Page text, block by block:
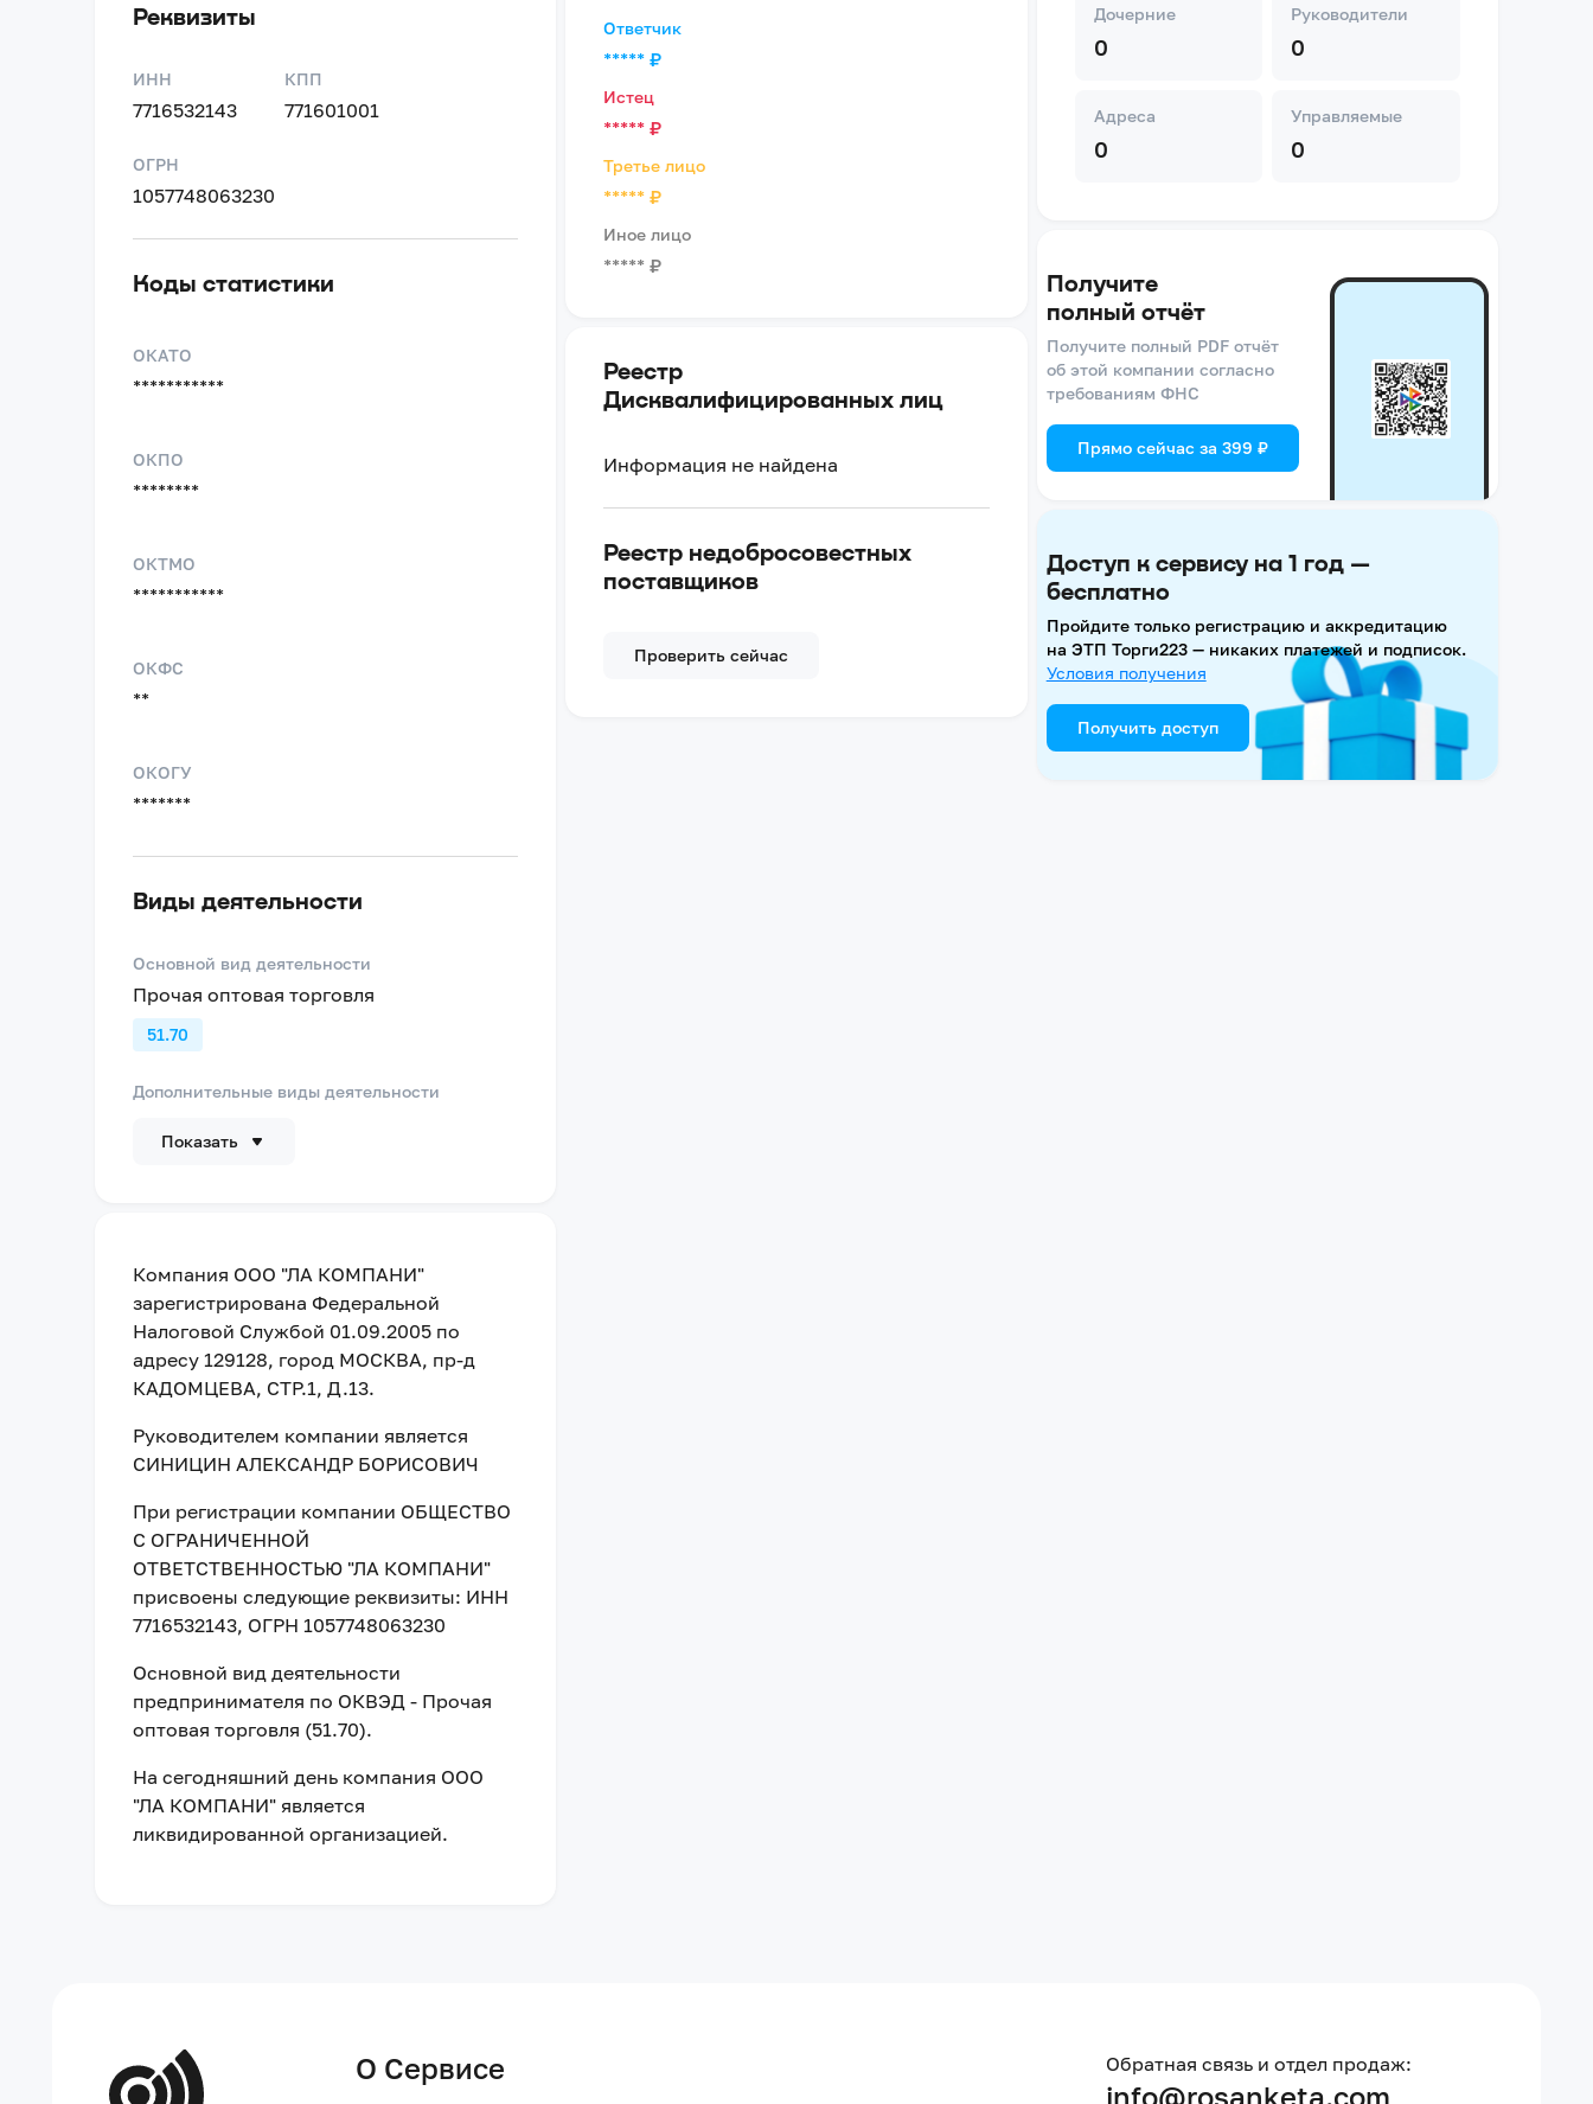
Реквизиты
ИНН
7716532143
КПП
771601001
ОГРН
1057748063230
Коды статистики
ОКАТО
***********
ОКПО
********
ОКТМО
***********
ОКФС
**
ОКОГУ
*******
Виды деятельности
Основной вид деятельности
Прочая оптовая торговля
51.70
Дополнительные виды деятельности
Показать
Компания ООО "ЛА КОМПАНИ"
зарегистрирована Федеральной
Налоговой Службой 01.09.2005 по
адресу 129128, город МОСКВА, пр-д
КАДОМЦЕВА, СТР.1, Д.13.
Руководителем компании является
СИНИЦИН АЛЕКСАНДР БОРИСОВИЧ
При регистрации компании ОБЩЕСТВО
С ОГРАНИЧЕННОЙ
ОТВЕТСТВЕННОСТЬЮ "ЛА КОМПАНИ"
присвоены следующие реквизиты: ИНН
7716532143, ОГРН 1057748063230
Основной вид деятельности
предпринимателя по ОКВЭД - Прочая
оптовая торговля (51.70).
На сегодняшний день компания ООО
"ЛА КОМПАНИ" является
ликвидированной организацией.
Ответчик
***** ₽
Истец
***** ₽
Третье лицо
***** ₽
Иное лицо
***** ₽
Реестр
Дисквалифицированных лиц
Информация не найдена
Реестр недобросовестных
поставщиков
Проверить сейчас
Дочерние
0
Руководители
0
Адреса
0
Управляемые
0
Получите
полный отчёт
Получите полный PDF отчёт
об этой компании согласно
требованиям ФНС
Прямо сейчас за 399 ₽
Доступ к сервису на 1 год —
бесплатно
Пройдите только регистрацию и аккредитацию
на ЭТП Торги223 — никаких платежей и подписок.
Условия получения
Получить доступ
О Сервисе Обратная связь и отдел продаж:
info@rosanketa.com